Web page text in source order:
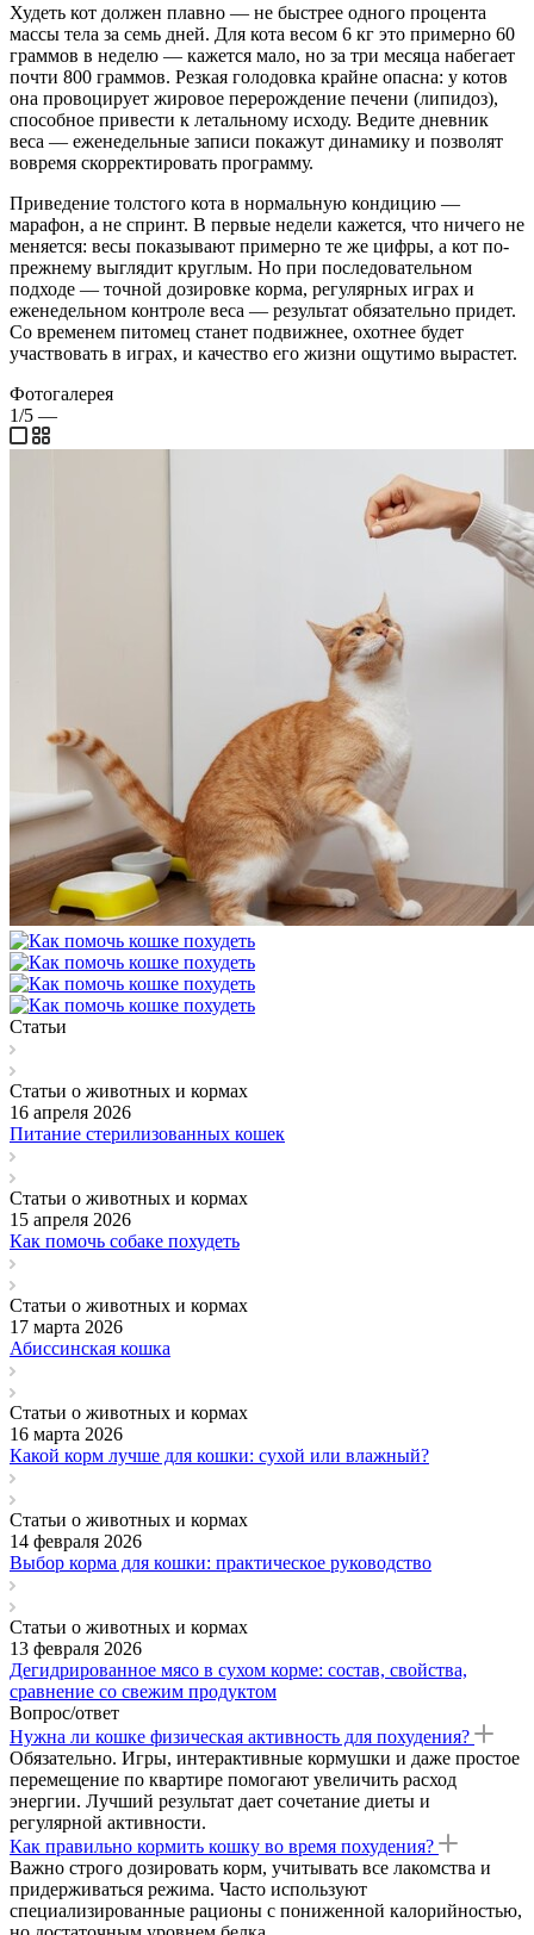
Худеть кот должен плавно — не быстрее одного процента
массы тела за семь дней. Для кота весом 6 кг это примерно 60
граммов в неделю — кажется мало, но за три месяца набегает
почти 800 граммов. Резкая голодовка крайне опасна: у котов
она провоцирует жировое перерождение печени (липидоз),
способное привести к летальному исходу. Ведите дневник
веса — еженедельные записи покажут динамику и позволят
вовремя скорректировать программу.
Приведение толстого кота в нормальную кондицию —
марафон, а не спринт. В первые недели кажется, что ничего не
меняется: весы показывают примерно те же цифры, а кот по-
прежнему выглядит круглым. Но при последовательном
подходе — точной дозировке корма, регулярных играх и
еженедельном контроле веса — результат обязательно придет.
Со временем питомец станет подвижнее, охотнее будет
участвовать в играх, и качество его жизни ощутимо вырастет.
Фотогалерея
1/5 —
Статьи
Статьи о животных и кормах
16 апреля 2026
Питание стерилизованных кошек
Статьи о животных и кормах
15 апреля 2026
Как помочь собаке похудеть
Статьи о животных и кормах
17 марта 2026
Абиссинская кошка
Статьи о животных и кормах
16 марта 2026
Какой корм лучше для кошки: сухой или влажный?
Статьи о животных и кормах
14 февраля 2026
Выбор корма для кошки: практическое руководство
Статьи о животных и кормах
13 февраля 2026
Дегидрированное мясо в сухом корме: состав, свойства,
сравнение со свежим продуктом
Вопрос/ответ
Нужна ли кошке физическая активность для похудения?
Обязательно. Игры, интерактивные кормушки и даже простое
перемещение по квартире помогают увеличить расход
энергии. Лучший результат дает сочетание диеты и
регулярной активности.
Как правильно кормить кошку во время похудения?
Важно строго дозировать корм, учитывать все лакомства и
придерживаться режима. Часто используют
специализированные рационы с пониженной калорийностью,